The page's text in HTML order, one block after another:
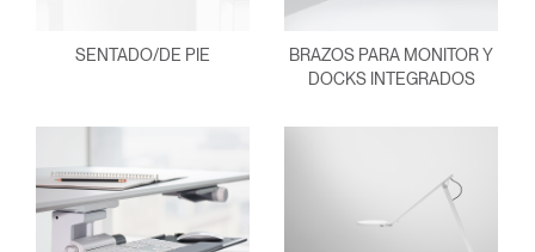
SENTADO/DE PIE
BRAZOS PARA MONITOR Y
DOCKS INTEGRADOS